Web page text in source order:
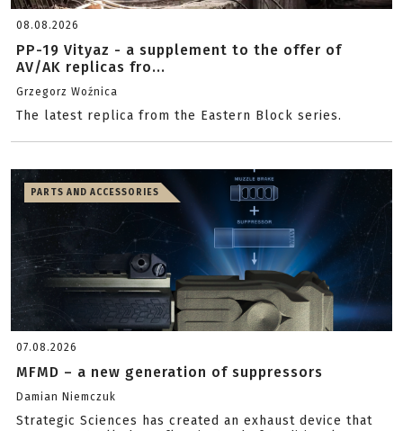
08.08.2026
PP-19 Vityaz - a supplement to the offer of
AV/AK replicas fro...
Grzegorz Woźnica
The latest replica from the Eastern Block series.
PARTS AND ACCESSORIES
07.08.2026
MFMD – a new generation of suppressors
Damian Niemczuk
Strategic Sciences has created an exhaust device that